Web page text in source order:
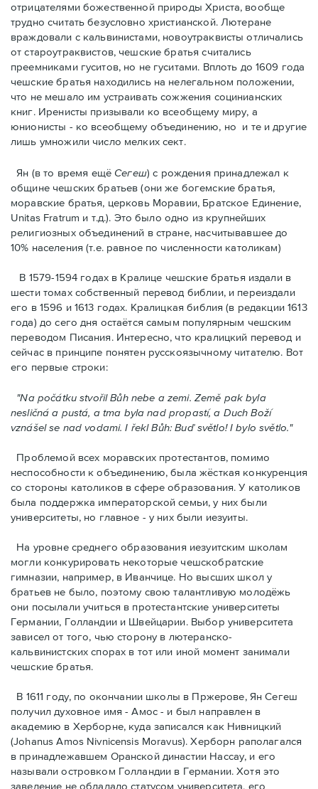
отрицателями божественной природы Христа, вообще
трудно считать безусловно христианской. Лютеране
враждовали с кальвинистами, новоутраквисты отличались
от староутраквистов, чешские братья считались
преемниками гуситов, но не гуситами. Вплоть до 1609 года
чешские братья находились на нелегальном положении,
что не мешало им устраивать сожжения социнианских
книг. Ирeнисты призывали ко всеобщему миру, а
юнионисты - ко всеобщему объединению, но и те и другие
лишь умножили число мелких сект.
Ян (в то время ещё Сегеш) с рождения принадлежал к
общине чешских братьев (они же богемские братья,
моравские братья, церковь Моравии, Братское Единение,
Unitas Fratrum и т.д.). Это было одно из крупнейших
религиозных объединений в стране, насчитывавшее до
10% населения (т.е. равнoe по численности католикам)
В 1579-1594 годах в Кралице чешские братья издали в
шести томах собственный перевод библии, и переиздали
егo в 1596 и 1613 годах. Кралицкая библия (в редакции 1613
года) до сего дня остаётся самым популярным чешским
переводом Писания. Интересно, что кралицкий перевод и
сейчас в принципе понятен русскоязычному читателю. Вот
его первые строки:
"Na počátku stvořil Bůh nebe a zemi. Země pak byla
nesličná a pustá, a tma byla nad propastí, a Duch Boží
vznášel se nad vodami. I řekl Bůh: Buď světlo! I bylo světlo."
Проблемой всех моравских протестантов, помимо
неспособности к объединению, была жёсткая конкуренция
со стороны католиков в сфере образования. У католиков
была поддержка императорской семьи, у них были
университеты, но главное - у них были иезуиты.
На уровне среднего образования иезуитским школам
могли конкурировать некоторые чешскобратские
гимназии, например, в Иванчице. Но высших школ у
братьев не было, поэтому свою талантливую молодёжь
они посылали учиться в протестантские университеты
Германии, Голландии и Швейцарии. Выбор университета
зависел от того, чью сторону в лютеранско-
кальвинистских спорах в тот или иной момент занимали
чешские братья.
В 1611 году, по окончании школы в Пржерове, Ян Сегеш
получил духовное имя - Амос - и был направлен в
академию в Хербoрне, куда записался как Нивницкий
(Johanus Amos Nivnicensis Moravus). Херборн раполагался
в принадлежавшем Оранской династии Нассау, и его
называли островком Голландии в Германии. Хотя это
заведение не обладало статусом университета, его